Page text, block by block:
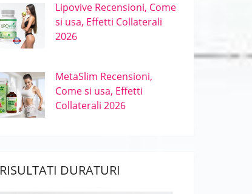
Lipovive Recensioni, Come
si usa, Effetti Collaterali
2026
MetaSlim Recensioni,
Come si usa, Effetti
Collaterali 2026
RISULTATI DURATURI